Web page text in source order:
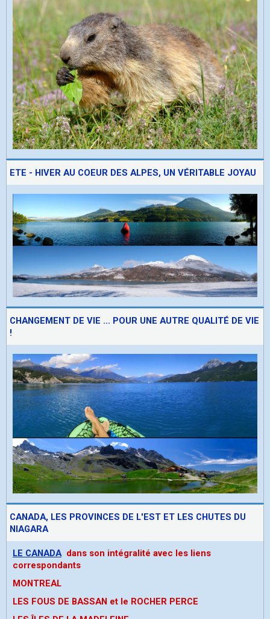
ETE - HIVER AU COEUR DES ALPES, UN VÉRITABLE JOYAU
CHANGEMENT DE VIE ... POUR UNE AUTRE QUALITÉ DE VIE
!
CANADA, LES PROVINCES DE L'EST ET LES CHUTES DU
NIAGARA
LE CANADA dans son intégralité avec les liens
correspondants
MONTREAL
LES FOUS DE BASSAN et le ROCHER PERCE